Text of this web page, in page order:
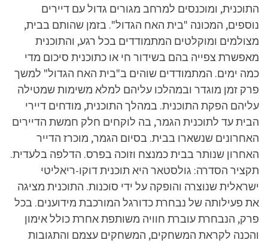
התוכנית, ומוכנסים למרחב מגורים גדול עם דיירים
נוספים, המכונה "בית האח הגדול". בזמן שהותם בבית,
מצולמים ומוקלטים המתמודדים בכל רגע, והתוכנית
מאפשרת צפייה בהם בשידור חי או כתוכנית סיכום מדי
כמה ימים. המתמודדים שוהים ב"בית האח הגדול" למשך
פרק זמן מוגדר ובמהלכו עליהם למלא משימות שמטילה
עליהם הפקת התוכנית. במהלך התוכנית, מודחים דיירי
הבית עד לתוכנית הגמר, בה לוקחים חלק חמשת הדיירים
האחרונים שנשארו בבית. בסיום הגמר, מוכרז הדייר
האחרון שנותר בבית כמנצח וזוכה בפרס. הדלפה בלעדית.
תקציר הסדרה: גולסטאר היא תוכנית דוקו-ריאליטי
ישראלית שנוצרה והופקה על ידי סוכנות. התוכנית מציגה
את פעילותה של נבחרת כדורגל המורכבת מידוענים. בכל
פרק, הנבחרת עוברת חוויה משותפת אחרת כולל אימון
והכנה לקראת המשחקים, המשחקים עצמם והתגובות